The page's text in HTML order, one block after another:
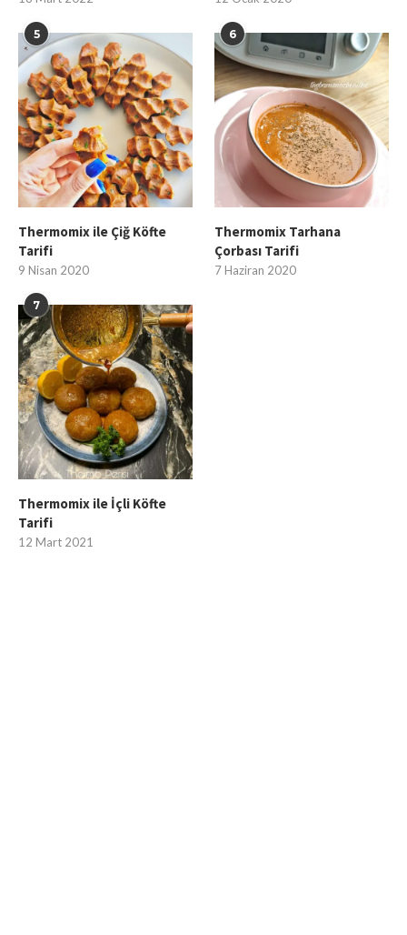
5
Thermomix ile Çiğ Köfte
Tarifi
9 Nisan 2020
6
Thermomix Tarhana
Çorbası Tarifi
7 Haziran 2020
7
Thermomix ile İçli Köfte
Tarifi
12 Mart 2021